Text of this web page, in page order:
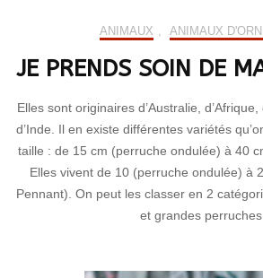
ANIMAUX , ANIMAUX
JE PRENDS SOIN DE
Elles sont originaires d’Australie,
d’Inde. Il en existe différentes variétés
taille : de 15 cm (perruche ondulée) à 40
Elles vivent de 10 (perruche ondulée) à
Pennant). On peut les classer en 2
et grandes perruches